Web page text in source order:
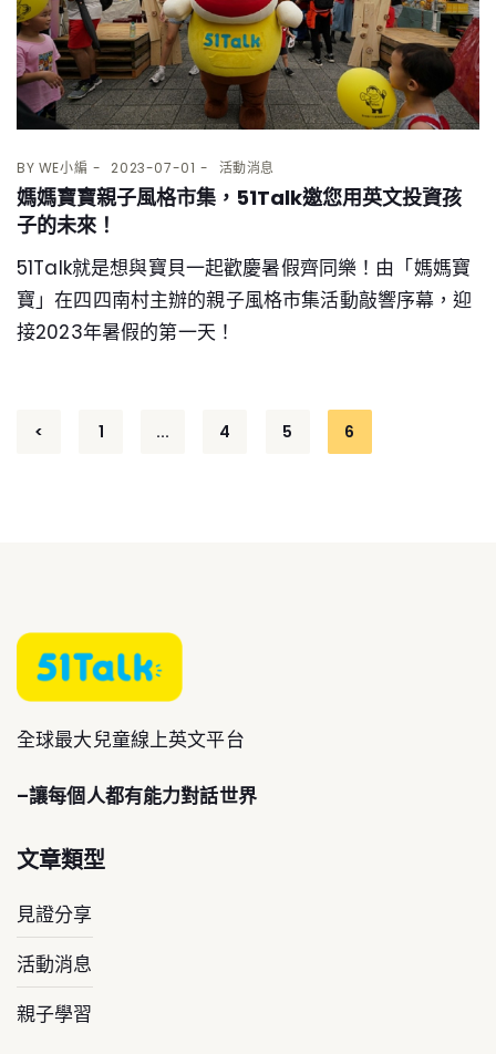
BY WE小編 2023-07-01 活動消息
媽媽寶寶親子風格市集，51Talk邀您用英文投資孩
子的未來！
51Talk就是想與寶貝一起歡慶暑假齊同樂！由「媽媽寶
寶」在四四南村主辦的親子風格市集活動敲響序幕，迎
接2023年暑假的第一天！
Posts
< 1 ... 4 5 6
全球最大兒童線上英文平台
–讓每個人都有能力對話世界
文章類型
見證分享
活動消息
親子學習